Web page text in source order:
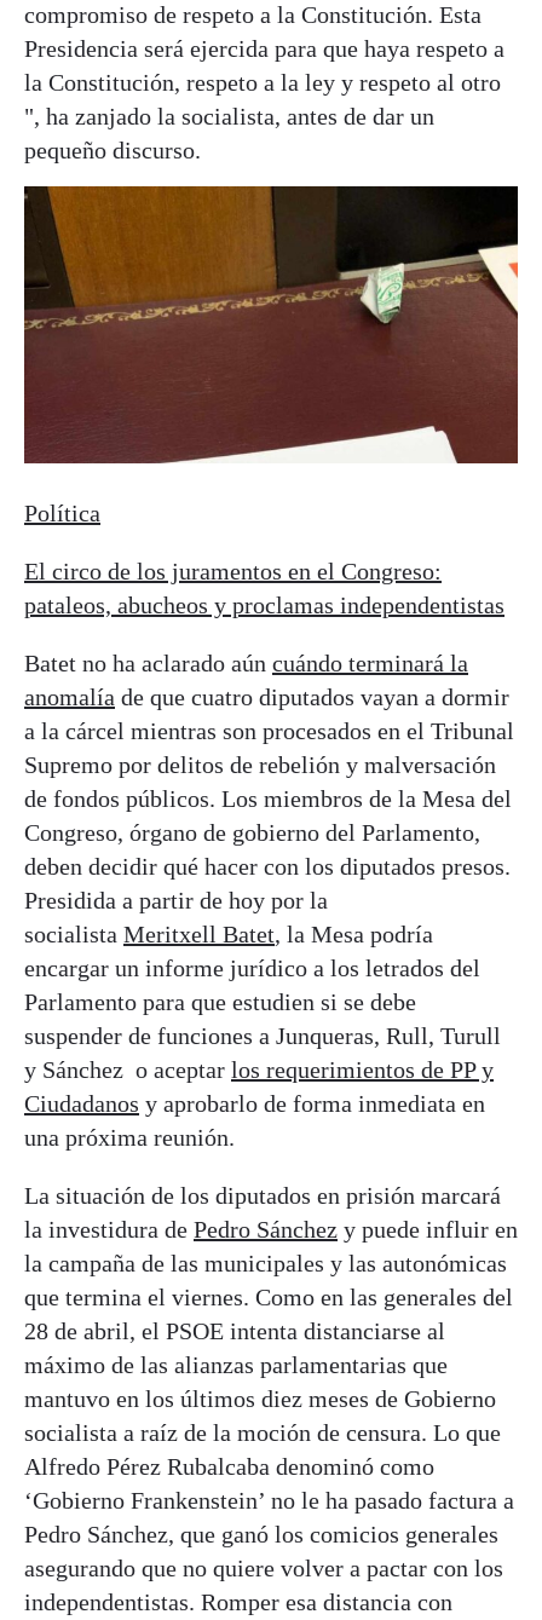
compromiso de respeto a la Constitución. Esta
Presidencia será ejercida para que haya respeto a
la Constitución, respeto a la ley y respeto al otro
", ha zanjado la socialista, antes de dar un
pequeño discurso.
Política
El circo de los juramentos en el Congreso:
pataleos, abucheos y proclamas independentistas
Batet no ha aclarado aún cuándo terminará la
anomalía de que cuatro diputados vayan a dormir
a la cárcel mientras son procesados en el Tribunal
Supremo por delitos de rebelión y malversación
de fondos públicos. Los miembros de la Mesa del
Congreso, órgano de gobierno del Parlamento,
deben decidir qué hacer con los diputados presos.
Presidida a partir de hoy por la
socialista Meritxell Batet, la Mesa podría
encargar un informe jurídico a los letrados del
Parlamento para que estudien si se debe
suspender de funciones a Junqueras, Rull, Turull
y Sánchez o aceptar los requerimientos de PP y
Ciudadanos y aprobarlo de forma inmediata en
una próxima reunión.
La situación de los diputados en prisión marcará
la investidura de Pedro Sánchez y puede influir en
la campaña de las municipales y las autonómicas
que termina el viernes. Como en las generales del
28 de abril, el PSOE intenta distanciarse al
máximo de las alianzas parlamentarias que
mantuvo en los últimos diez meses de Gobierno
socialista a raíz de la moción de censura. Lo que
Alfredo Pérez Rubalcaba denominó como
‘Gobierno Frankenstein’ no le ha pasado factura a
Pedro Sánchez, que ganó los comicios generales
asegurando que no quiere volver a pactar con los
independentistas. Romper esa distancia con